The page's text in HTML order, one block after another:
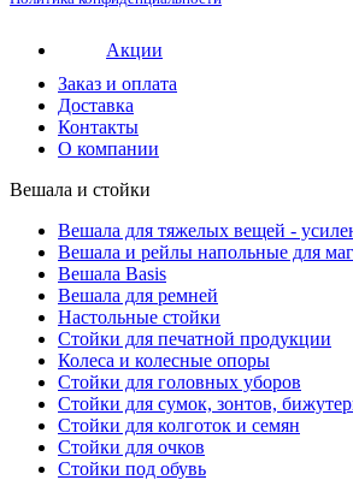
Акции
Заказ и оплата
Доставка
Контакты
О компании
Вешала и стойки
Вешала для тяжелых вещей -
Вешала и рейлы напольные для
Вешала Basis
Вешала для ремней
Настольные стойки
Стойки для печатной продукции
Колеса и колесные опоры
Стойки для головных уборов
Стойки для сумок, зонтов,
Стойки для колготок и семян
Стойки для очков
Стойки под обувь